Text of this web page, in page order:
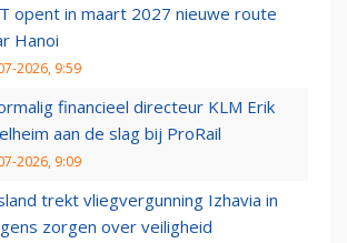
opent in maart 2027 nieuwe route
Hanoi
2026, 9:59
financieel directeur KLM Erik
aan de slag bij ProRail
2026, 9:09
trekt vliegvergunning Izhavia in
zorgen over veiligheid